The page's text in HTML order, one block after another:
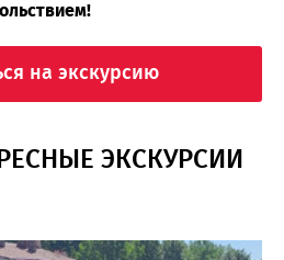
на экскурсию
ЭКСКУРСИИ